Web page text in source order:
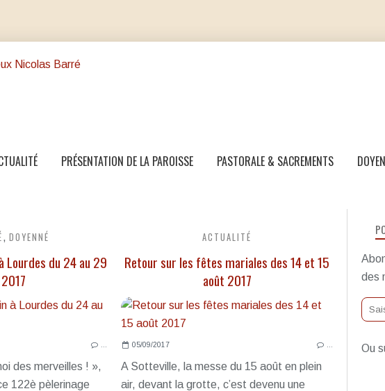
PRÉSENTATION DE LA PAROISSE PASTORALE & SACREMENTS
, DOYENNÉ
Lourdes du 24 au 29
des merveilles ! »,
122è pèlerinage
ACTUALITÉ
Retour sur les fêtes mariales des 14 et 15
août 2017
05/09/2017
A Sotteville, la messe du 15 août en plein
air, devant la grotte, c’est devenu une
des
Ou